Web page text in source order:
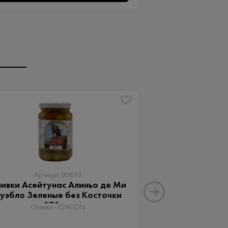
Артикул: 00833
Асейтунас Алиньо де Ми
Зеленые без Косточки
370 мл
Оливки - CHICON